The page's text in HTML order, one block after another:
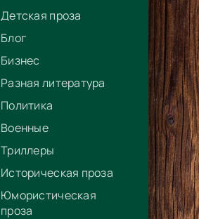
Детская проза
Блог
Бизнес
Разная литература
Политика
Военные
Триллеры
Историческая проза
Юмористическая
проза